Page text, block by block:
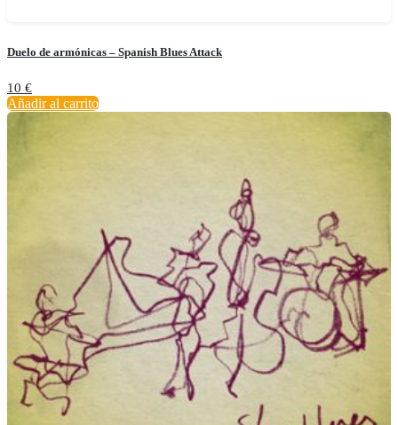
Duelo de armónicas – Spanish Blues Attack
10 €
Añadir al carrito